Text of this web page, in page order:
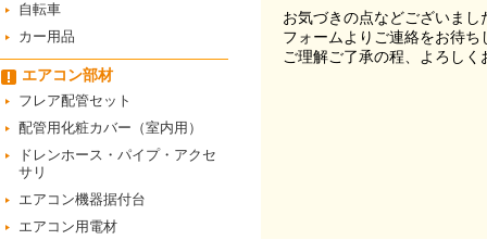
自転車
カー用品
エアコン部材
フレア配管セット
配管用化粧カバー（室内用）
ドレンホース・パイプ・アクセ
サリ
エアコン機器据付台
エアコン用電材
お気づきの点などございま
フォームよりご連絡をお待ち
ご理解ご了承の程、よろし